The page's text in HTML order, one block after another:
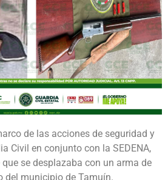
de las acciones de seguridad y
Civil en conjunto con la SEDENA,
se desplazaba con un arma de
del municipio de Tamuín.